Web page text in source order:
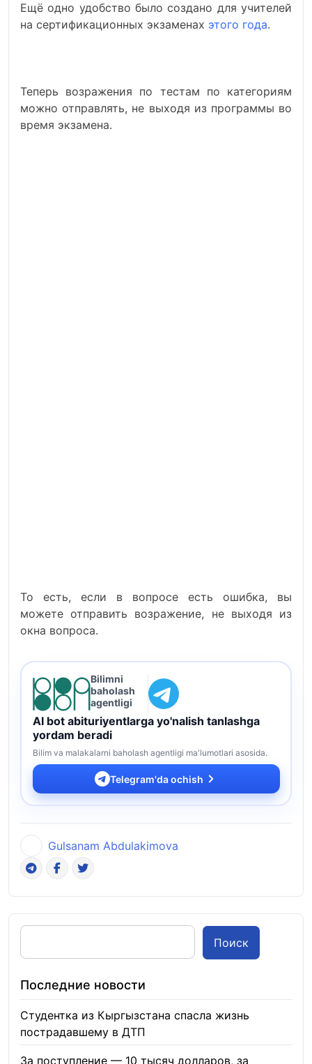
Ещё одно удобство было создано для учителей
на сертификационных экзаменах этого года.
Теперь возражения по тестам по категориям
можно отправлять, не выходя из программы во
время экзамена.
То есть, если в вопросе есть ошибка, вы
можете отправить возражение, не выходя из
окна вопроса.
Bilimni
baholash
agentligi
AI bot abituriyentlarga yo'nalish tanlashga
yordam beradi
Bilim va malakalarni baholash agentligi ma'lumotlari asosida.
Telegram'da ochish
Gulsanam Abdulakimova
Поиск
Последние новости
Студентка из Кыргызстана спасла жизнь
пострадавшему в ДТП
За поступление — 10 тысяч долларов, за